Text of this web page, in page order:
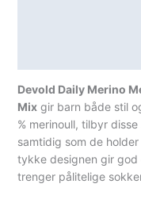
Devold Daily Merino
Mix gir barn både stil
% merinoull, tilbyr
samtidig som de
tykke designen gir
trenger pålitelige